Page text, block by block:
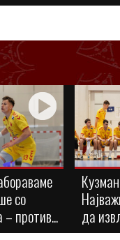
со
– против...
да